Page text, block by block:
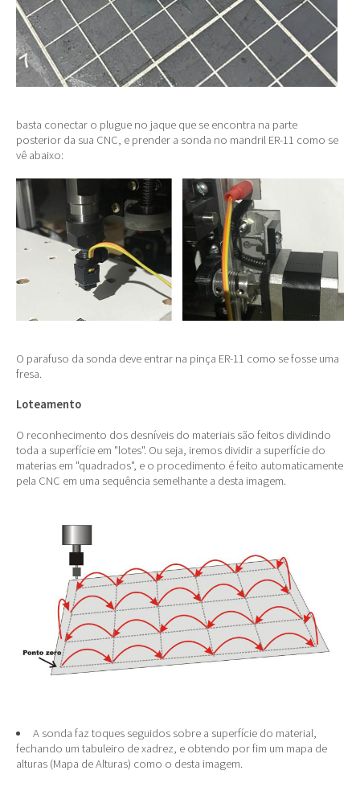
basta conectar o plugue no jaque que se encontra na parte
posterior da sua CNC, e prender a sonda no mandril ER-11 como se
vê abaixo:
O parafuso da sonda deve entrar na pinça ER-11 como se fosse uma
fresa.
Loteamento
O reconhecimento dos desníveis do materiais são feitos dividindo
toda a superfície em "lotes". Ou seja, iremos dividir a superfície do
materias em "quadrados", e o procedimento é feito automaticamente
pela CNC em uma sequência semelhante a desta imagem.
A sonda faz toques seguidos sobre a superfície do material,
fechando um tabuleiro de xadrez, e obtendo por fim um mapa de
alturas (Mapa de Alturas) como o desta imagem.